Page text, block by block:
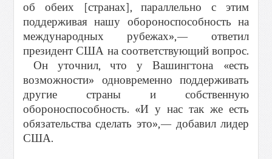
об обеих [странах], параллельно с этим
поддерживая нашу обороноспособность на
международных рубежах»,— ответил
президент США на соответствующий вопрос.
Он уточнил, что у Вашингтона «есть
возможности» одновременно поддерживать
другие страны и собственную
обороноспособность. «И у нас так же есть
обязательства сделать это»,— добавил лидер
США.